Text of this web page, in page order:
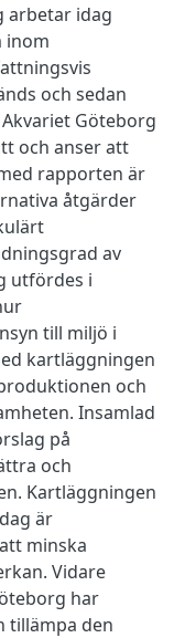
arbetar idag
inom
och sedan
Göteborg
och anser att
rapporten är
åtgärder
av
utfördes i
till miljö i
kartläggningen
och
Insamlad
på
och
Kartläggningen
är
minska
Vidare
har
tillämpa den